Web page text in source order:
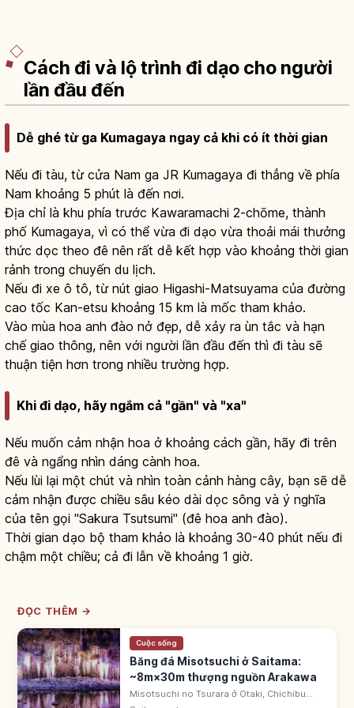
Cách đi và lộ trình đi dạo cho người
lần đầu đến
Dễ ghé từ ga Kumagaya ngay cả khi có ít thời gian
Nếu đi tàu, từ cửa Nam ga JR Kumagaya đi thẳng về phía
Nam khoảng 5 phút là đến nơi.
Địa chỉ là khu phía trước Kawaramachi 2-chōme, thành
phố Kumagaya, vì có thể vừa đi dạo vừa thoải mái thưởng
thức dọc theo đê nên rất dễ kết hợp vào khoảng thời gian
rảnh trong chuyến du lịch.
Nếu đi xe ô tô, từ nút giao Higashi-Matsuyama của đường
cao tốc Kan-etsu khoảng 15 km là mốc tham khảo.
Vào mùa hoa anh đào nở đẹp, dễ xảy ra ùn tắc và hạn
chế giao thông, nên với người lần đầu đến thì đi tàu sẽ
thuận tiện hơn trong nhiều trường hợp.
Khi đi dạo, hãy ngắm cả "gần" và "xa"
Nếu muốn cảm nhận hoa ở khoảng cách gần, hãy đi trên
đê và ngẩng nhìn dáng cành hoa.
Nếu lùi lại một chút và nhìn toàn cảnh hàng cây, bạn sẽ dễ
cảm nhận được chiều sâu kéo dài dọc sông và ý nghĩa
của tên gọi "Sakura Tsutsumi" (đê hoa anh đào).
Thời gian dạo bộ tham khảo là khoảng 30-40 phút nếu đi
chậm một chiều; cả đi lẫn về khoảng 1 giờ.
ĐỌC THÊM →
Cuộc sống
Băng đá Misotsuchi ở Saitama:
~8m×30m thượng nguồn Arakawa
Misotsuchi no Tsurara ở Otaki, Chichibu